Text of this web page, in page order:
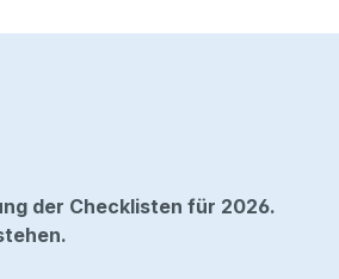
der Checklisten für 2026.